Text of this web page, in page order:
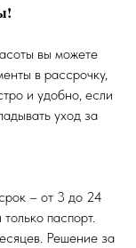
вы можете
в рассрочку,
и удобно, если
уход за
– от 3 до 24
паспорт.
Решение за